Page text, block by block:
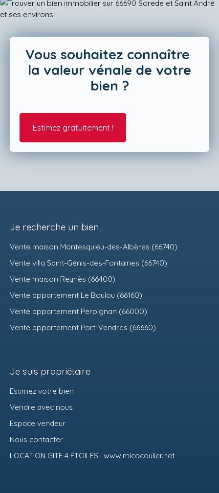
Vous souhaitez connaître
la valeur vénale de votre
bien ?
Estimez gratuitement !
Je recherche un bien
Vente maison Montesquieu-des-Albères (66740)
Vente villa Saint-Génis-des-Fontaines (66740)
Vente maison Reynès (66400)
Vente appartement Le Boulou (66160)
Vente appartement Perpignan (66000)
Vente appartement Port-Vendres (66660)
Je suis propriétaire
Estimez votre bien
Vendre avec nous
Espace vendeur
Nous contacter
LOCATION GITE 4 ÉTOILES : www.micocoulier.net